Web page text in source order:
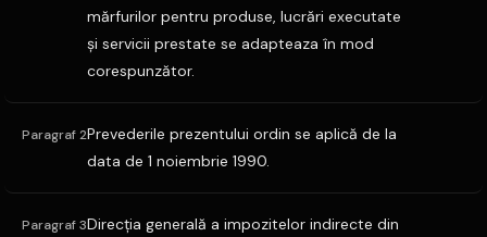
mărfurilor pentru produse, lucrări executate
şi servicii prestate se adapteaza în mod
corespunzător.
Paragraf 2Prevederile prezentului ordin se aplică de la
data de 1 noiembrie 1990.
Paragraf 3Direcţia generală a impozitelor indirecte din